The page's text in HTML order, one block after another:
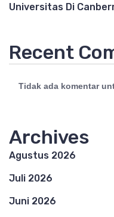
Universitas Di
Recent
Tidak ada komentar
Archives
Agustus 2026
Juli 2026
Juni 2026